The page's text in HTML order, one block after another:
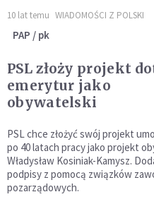
10 lat temu WIADOMOŚCI Z POLSKI
PAP / pk
PSL złoży projekt
emerytur jako
obywatelski
PSL chce złożyć swój projekt
po 40 latach pracy jako projekt
Władysław Kosiniak-Kamysz.
podpisy z pomocą związków
pozarządowych.